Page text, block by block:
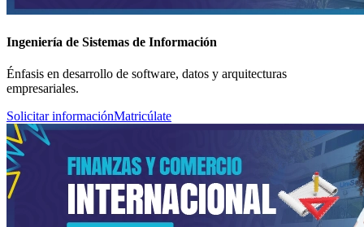
Ingeniería de Sistemas de Información
Énfasis en desarrollo de software, datos y arquitecturas
empresariales.
Solicitar informaciónMatricúlate